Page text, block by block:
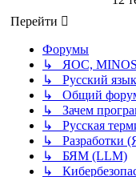
Перейти
Форумы
↳ ЯОС, MINOS
↳ Русский
↳ Общий
↳ Зачем
↳ Русская
↳ Разработки
↳ БЯМ (LLM)
↳